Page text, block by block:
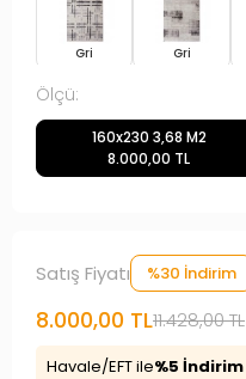
Gri Gri
Bej Sarı
Gri Gri
Ölçü:
160x230 3,68 M2
8.000,00 TL
Satış Fiyatı %30 İndirim
8.000,00 TL11.428,00 TL
Havale/EFT ile%5 İndirim